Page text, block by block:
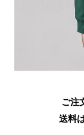
ご注
送料